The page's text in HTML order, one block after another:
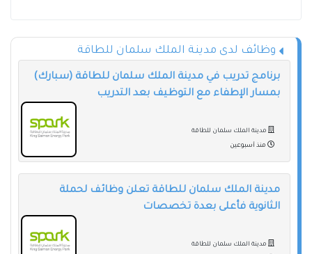
وظائف لدى مدينة الملك سلمان للطاقة
برنامج تدريب في مدينة الملك سلمان للطاقة (سبارك)
بمسار الإطفاء مع التوظيف بعد التدريب
مدينة الملك سلمان للطاقة
منذ أسبوعين
مدينة الملك سلمان للطاقة تعلن وظائف لحملة
الثانوية فأعلى بعدة تخصصات
مدينة الملك سلمان للطاقة